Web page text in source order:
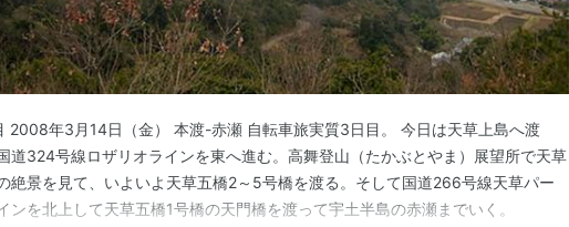
2008年3月14日（金） 本渡-赤瀬 自転車旅実質3日目。 今日は天草上島へ渡
道324号線ロザリオラインを東へ進む。高舞登山（たかぶとやま）展望所で天草
絶景を見て、いよいよ天草五橋2～5号橋を渡る。そして国道266号線天草パー
ンを北上して天草五橋1号橋の天門橋を渡って宇土半島の赤瀬までいく。